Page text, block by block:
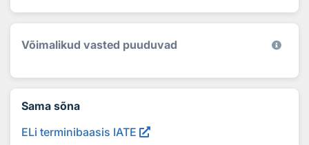
Võimalikud vasted puuduvad
Sama sõna
ELi terminibaasis IATE